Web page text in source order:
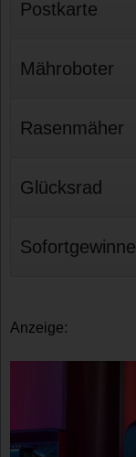
Postkarte
Mähroboter
Rasenmäher
Glücksrad
Sofortgewinne
Anzeige: